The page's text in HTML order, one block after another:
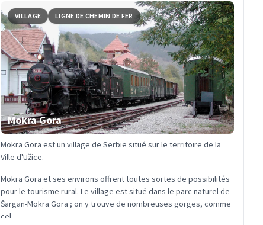
VILLAGE LIGNE DE CHEMIN DE FER
Mokra Gora
Mokra Gora est un village de Serbie situé sur le territoire de la
Ville d'Užice.
Mokra Gora et ses environs offrent toutes sortes de possibilités
pour le tourisme rural. Le village est situé dans le parc naturel de
Šargan-Mokra Gora ; on y trouve de nombreuses gorges, comme
cel...